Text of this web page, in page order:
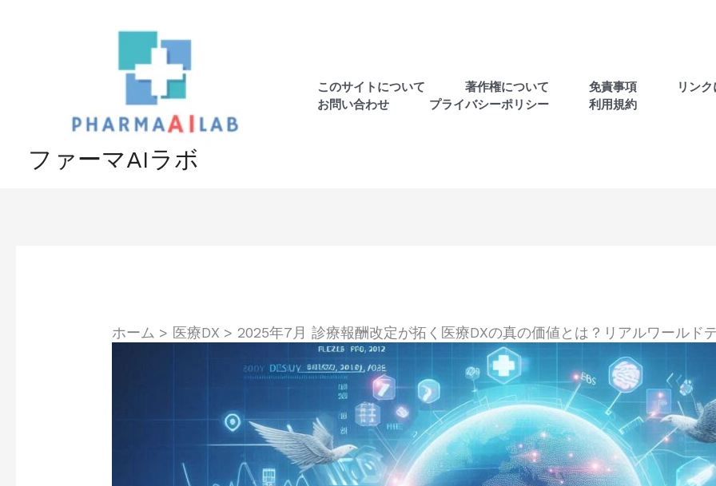
ファーマAIラボ
このサイトについて 著作権について 免責事項 リン
お問い合わせ
プライバシーポリシー 利用規約
ホーム 医療DX 2025年7月 診療報酬改定が拓く医療DXの真の価値とは？リアルワールド